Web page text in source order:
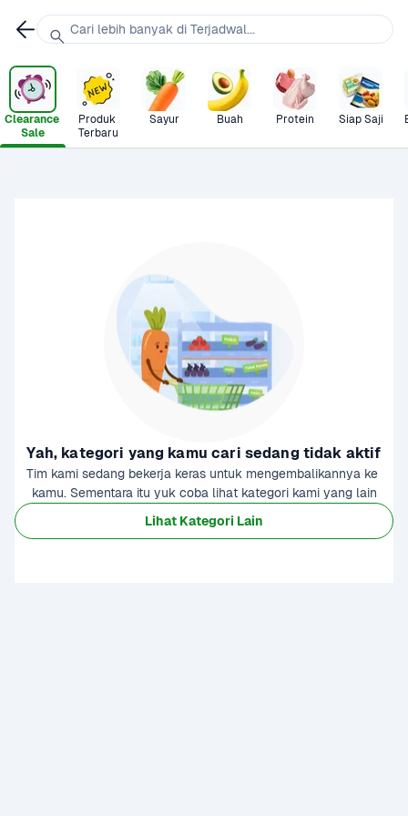
Clearance
Sale
Produk
Terbaru
Sayur Buah Protein Siap Saji
Yah, kategori yang kamu cari sedang tidak aktif
Tim kami sedang bekerja keras untuk mengembalikannya ke
kamu. Sementara itu yuk coba lihat kategori kami yang lain
Lihat Kategori Lain
Cari lebih banyak di Terjadwal...